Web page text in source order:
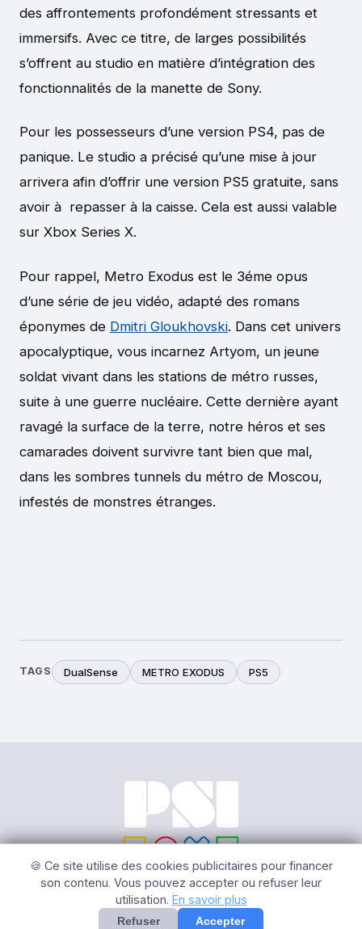
des affrontements profondément stressants et
immersifs. Avec ce titre, de larges possibilités
s’offrent au studio en matière d’intégration des
fonctionnalités de la manette de Sony.
Pour les possesseurs d’une version PS4, pas de
panique. Le studio a précisé qu’une mise à jour
arrivera afin d’offrir une version PS5 gratuite, sans
avoir à repasser à la caisse. Cela est aussi valable
sur Xbox Series X.
Pour rappel, Metro Exodus est le 3éme opus
d’une série de jeu vidéo, adapté des romans
éponymes de Dmitri Gloukhovski. Dans cet univers
apocalyptique, vous incarnez Artyom, un jeune
soldat vivant dans les stations de métro russes,
suite à une guerre nucléaire. Cette dernière ayant
ravagé la surface de la terre, notre héros et ses
camarades doivent survivre tant bien que mal,
dans les sombres tunnels du métro de Moscou,
infestés de monstres étranges.
TAGS DualSense METRO EXODUS PS5
© 2026 PSI – Tous Droits Réservés |Mentions légales
les cookies
🍪 Ce site utilise des cookies publicitaires pour financer
son contenu. Vous pouvez accepter ou refuser leur
utilisation. En savoir plus
Refuser Accepter